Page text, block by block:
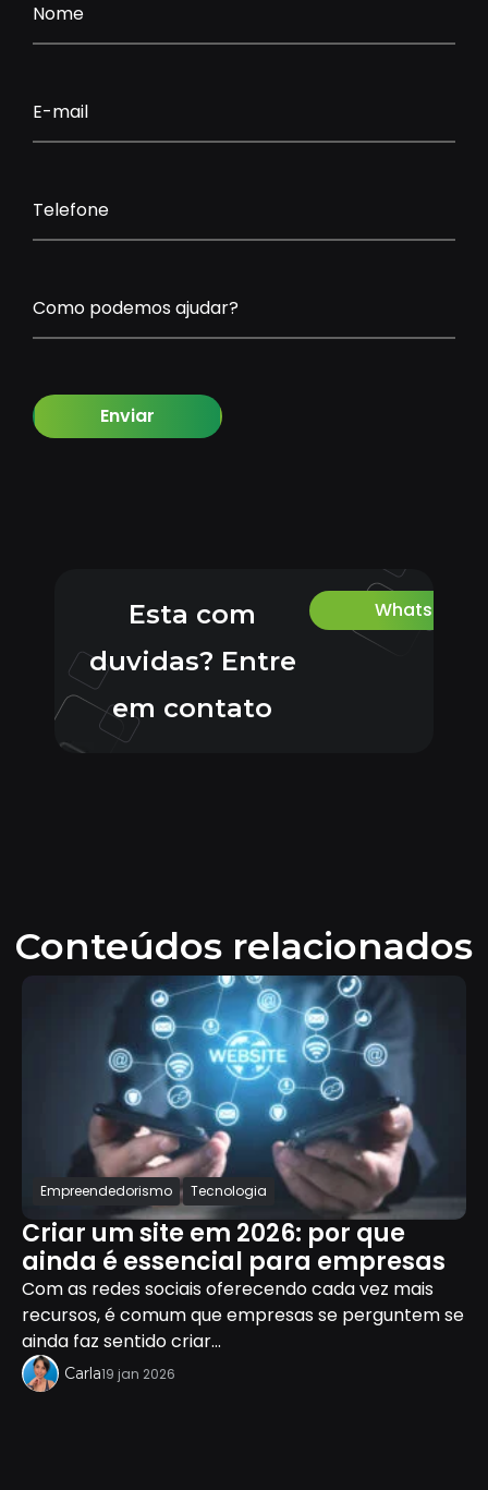
Nome
E-mail
Telefone
Como podemos ajudar?
Enviar
Esta com
duvidas? Entre
em contato
Whatsapp
Conteúdos relacionados
Empreendedorismo Tecnologia
Criar um site em 2026: por que
ainda é essencial para empresas
Com as redes sociais oferecendo cada vez mais
recursos, é comum que empresas se perguntem se
ainda faz sentido criar...
Carla19 jan 2026